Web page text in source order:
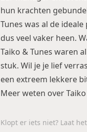
hun krachten
Tunes was al de
dus veel vaker heen.
Taiko & Tunes waren
stuk. Wil je je lief
een extreem lekkere
Meer weten over
Klopt er iets niet? Laat